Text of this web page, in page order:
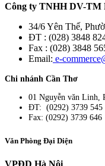
Công ty TNHH DV-
34/6 Yên Thế,
ĐT : (028) 3848
Fax : (028) 3848
Email: e-
Chi nhánh Cần Thơ
01 Nguyễn văn Linh,
ĐT: (0292) 3739 545
Fax: (0292) 3739 646
Văn Phòng Đại Diện
VPĐD Hà Nội